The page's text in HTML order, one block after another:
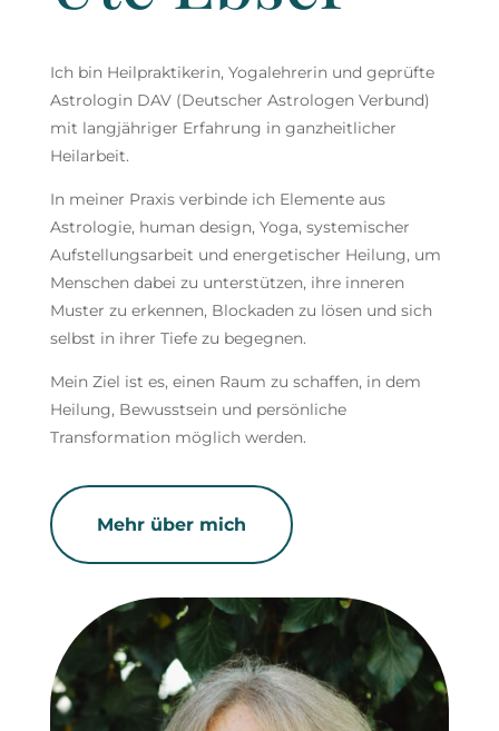
Ich bin Heilpraktikerin, Yogalehrerin und geprüfte
Astrologin DAV (Deutscher Astrologen Verbund)
mit langjähriger Erfahrung in ganzheitlicher
Heilarbeit.
In meiner Praxis verbinde ich Elemente aus
Astrologie, human design, Yoga, systemischer
Aufstellungsarbeit und energetischer Heilung, um
Menschen dabei zu unterstützen, ihre inneren
Muster zu erkennen, Blockaden zu lösen und sich
selbst in ihrer Tiefe zu begegnen.
Mein Ziel ist es, einen Raum zu schaffen, in dem
Heilung, Bewusstsein und persönliche
Transformation möglich werden.
Mehr über mich